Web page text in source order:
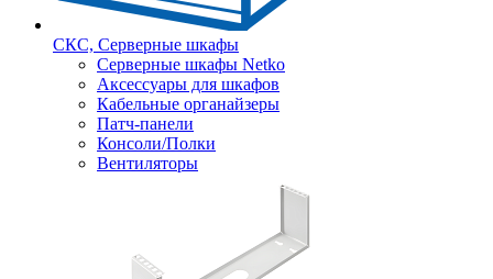
СКС, Серверные шкафы
Серверные шкафы Netko
Аксессуары для шкафов
Кабельные органайзеры
Патч-панели
Консоли/Полки
Вентиляторы